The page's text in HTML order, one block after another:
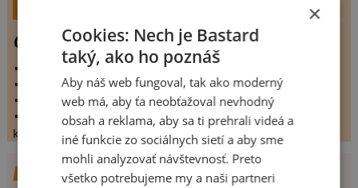
Caution
vystaveno:26.5.2009
hodnoceno:31 krát
komentářů:4.09677
koupilo by:7 lidí
konečné hodnocení:
4.09677
DALŠÍ NÁVRHY OD CAUTION
×
Cookies: Nech je Bastard
taký, ako ho poznáš
Aby náš web fungoval, tak ako moderný
web má, aby ťa neobťažoval nevhodný
obsah a reklama, aby sa ti prehrali videá a
iné funkcie zo sociálnych sietí a aby sme
mohli analyzovať návštevnosť. Preto
všetko potrebujeme my a naši partneri